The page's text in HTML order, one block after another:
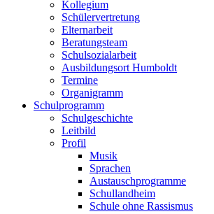
Kollegium
Schülervertretung
Elternarbeit
Beratungsteam
Schulsozialarbeit
Ausbildungsort Humboldt
Termine
Organigramm
Schulprogramm
Schulgeschichte
Leitbild
Profil
Musik
Sprachen
Austauschprogramme
Schullandheim
Schule ohne Rassismus